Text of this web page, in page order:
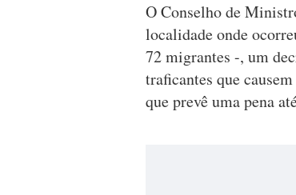
O Conselho de
localidade onde
72 migrantes -, um
traficantes que
que prevê uma pena